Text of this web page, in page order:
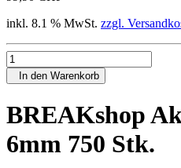
inkl. 8.1 % MwSt. zzgl.
In den Warenkorb
BREAKshop
6mm 750 Stk.